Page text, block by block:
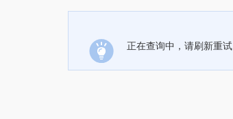
正在查询中，请刷新重试